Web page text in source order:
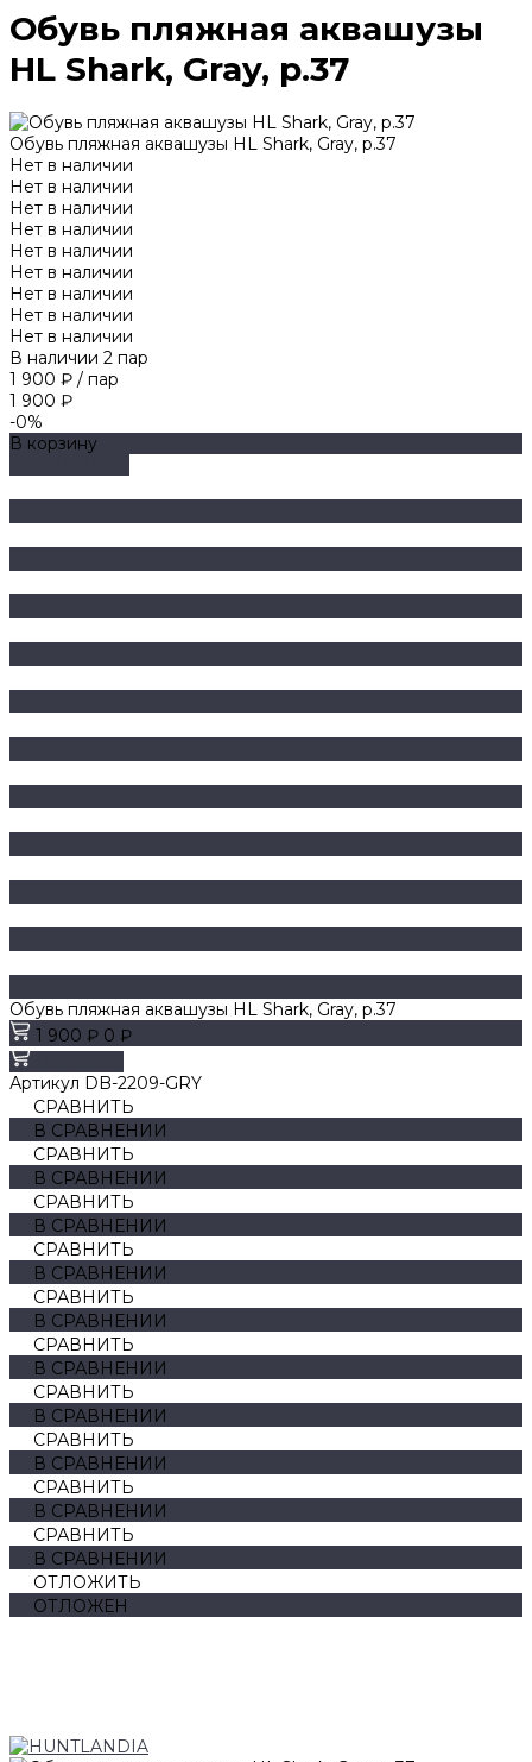
Обувь пляжная аквашузы
HL Shark, Gray, р.37
Обувь пляжная аквашузы HL Shark, Gray, р.37
Нет в наличии
Нет в наличии
Нет в наличии
Нет в наличии
Нет в наличии
Нет в наличии
Нет в наличии
Нет в наличии
Нет в наличии
В наличии 2 пар
1 900 ₽ / пар
1 900 ₽
-0%
В корзину
Обувь пляжная аквашузы HL Shark, Gray, р.37
1 900 ₽ 0 ₽
Артикул DB-2209-GRY
СРАВНИТЬ
В СРАВНЕНИИ
СРАВНИТЬ
В СРАВНЕНИИ
СРАВНИТЬ
В СРАВНЕНИИ
СРАВНИТЬ
В СРАВНЕНИИ
СРАВНИТЬ
В СРАВНЕНИИ
СРАВНИТЬ
В СРАВНЕНИИ
СРАВНИТЬ
В СРАВНЕНИИ
СРАВНИТЬ
В СРАВНЕНИИ
СРАВНИТЬ
В СРАВНЕНИИ
СРАВНИТЬ
В СРАВНЕНИИ
ОТЛОЖИТЬ
ОТЛОЖЕН